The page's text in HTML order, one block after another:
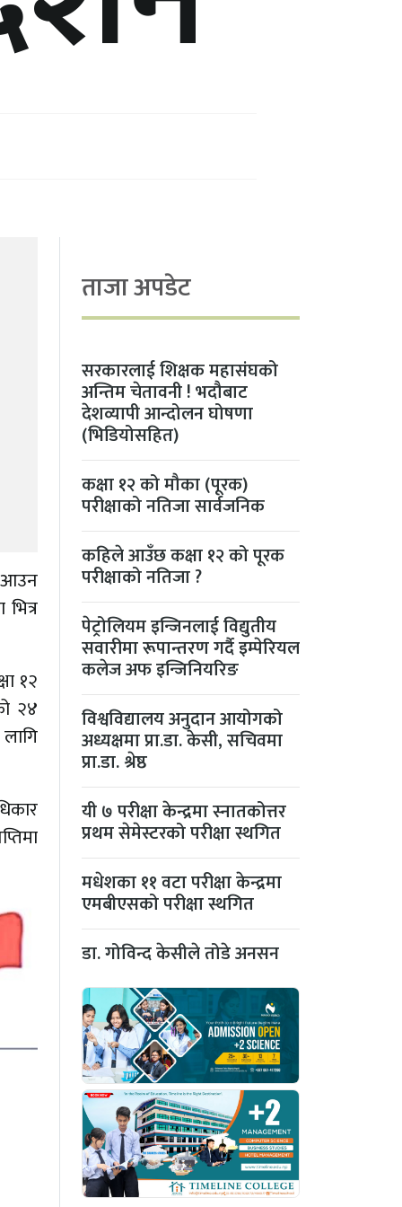
आउन
१२
२४
ताजा अपडेट
सरकारलाई शिक्षक महासंघको
अन्तिम चेतावनी ! भदौबाट
देशव्यापी आन्दोलन घोषणा
(भिडियोसहित)
कक्षा १२ को मौका (पूरक)
परीक्षाको नतिजा सार्वजनिक
कहिले आउँछ कक्षा १२ को पूरक
परीक्षाको नतिजा ?
पेट्रोलियम इन्जिनलाई विद्युतीय
सवारीमा रूपान्तरण गर्दै इम्पेरियल
कलेज अफ इन्जिनियरिङ
विश्वविद्यालय अनुदान आयोगको
अध्यक्षमा प्रा.डा. केसी, सचिवमा
प्रा.डा. श्रेष्ठ
यी ७ परीक्षा केन्द्रमा स्नातकोत्तर
प्रथम सेमेस्टरको परीक्षा स्थगित
मधेशका ११ वटा परीक्षा केन्द्रमा
एमबीएसको परीक्षा स्थगित
डा. गोविन्द केसीले तोडे अनसन